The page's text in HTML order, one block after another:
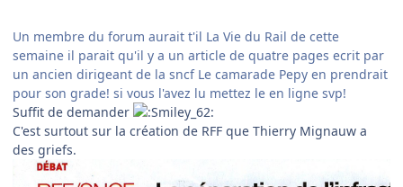
Un membre du forum aurait t'il La Vie du Rail de cette
semaine il parait qu'il y a un article de quatre pages ecrit par
un ancien dirigeant de la sncf Le camarade Pepy en prendrait
pour son grade! si vous l'avez lu mettez le en ligne svp!
Suffit de demander
C'est surtout sur la création de RFF que Thierry Mignauw a
des griefs.